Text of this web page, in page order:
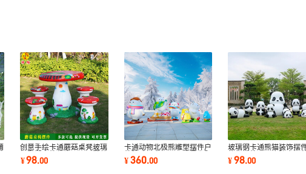
创意手绘卡通蘑菇桌凳玻璃
钢雕塑户外装饰公园别墅幼
儿园美陈摆件
¥98.00
卡通动物北极熊雕塑摆件户
外玻璃钢商场公园冰雪主题
网红打卡装饰
¥360.00
玻璃钢卡通熊猫装饰摆
外售楼处公园庭院商场
仿真动物雕塑
¥98.00